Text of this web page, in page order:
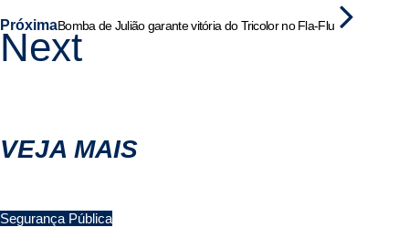
PróximaBomba de Julião garante vitória do Tricolor no Fla-Flu
Next
VEJA MAIS
Segurança Pública